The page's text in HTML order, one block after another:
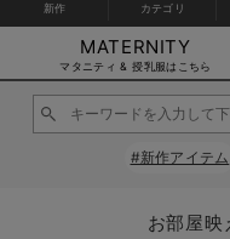
マタニティウェア全て
マタニティ ワンピース
マタニティ 下着・インナー全て
授乳服全て
マタニティ フォーマル全て
マタニティ スーツ
授乳用品全て
妊婦用 抱き枕・授乳クッション
マタニティレッグウェア全て
マタニティストッキング・タイ
マタニティ ボディケア全て
アウトレット全て
【アウトレット】ワンピース
特集全て
再入荷全て
再入荷｜インナー
新作 カテゴリ
MATERNITY
マタニティ & 授乳服はこちら
#新作アイテム
お部屋
カートに入れる